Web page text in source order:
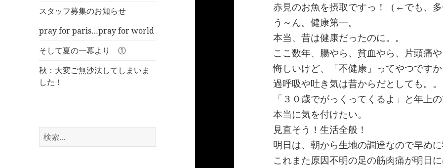
スタッフ募集のお知らせ
pray for paris…pray for world
そして夏の一幕より ①
秋：大変ご無沙汰してしまいま
した！
検
索:
赤見のお魚を摂取ですっ！（←でも、多
う～ん。健康第一。
本当、昔は健康だったのに。。
ここ数年、腸やら、貧血やら、片頭痛や
悔しいけど、「不健康」ってやつですか
過呼吸や吐き気は昔からだとしても。
「３０歳でがっくってくるよ」と年上
本当に気を付けたい。
見直そう！生活全般！
明日は、朝から生地の調達なので早めに
これまた原因不明の足の筋肉痛が明日